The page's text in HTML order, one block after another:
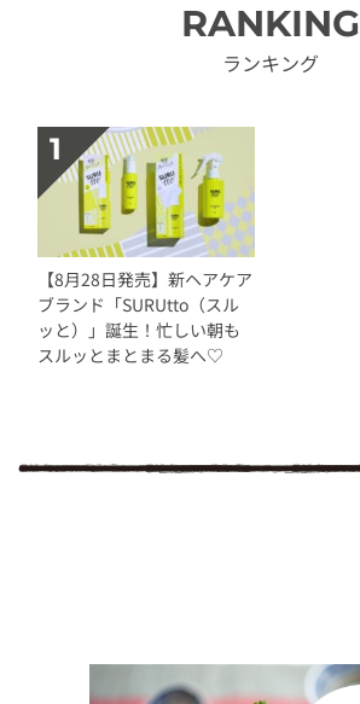
RANKING
ランキング
【8月28日発売】新ヘアケア
ブランド「SURUtto（スル
ッと）」誕生！忙しい朝も
スルッとまとまる髪へ♡